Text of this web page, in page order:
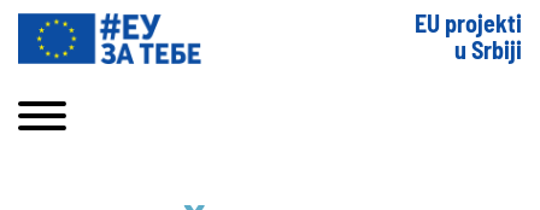
EU projekti
u Srbiji